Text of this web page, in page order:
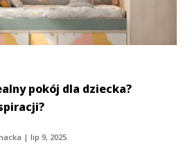
pokój dla dziecka?
|lip 9, 2025